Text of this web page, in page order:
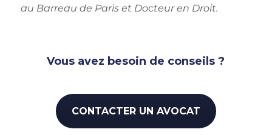
au Barreau de Paris et Docteur en Droit.
Vous avez besoin de conseils ?
CONTACTER UN AVOCAT